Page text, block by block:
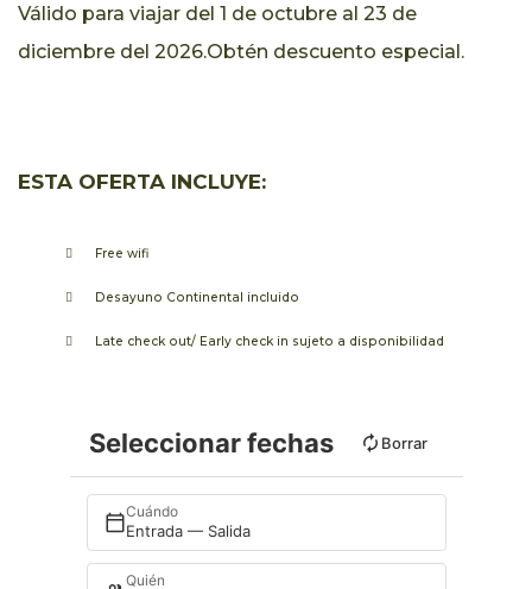
Válido para viajar del 1 de octubre al 23 de
diciembre del 2026.Obtén descuento especial.
ESTA OFERTA INCLUYE:
Free wifi
Desayuno Continental incluido
Late check out/ Early check in sujeto a disponibilidad
Seleccionar fechas Borrar
Cuándo
Entrada — Salida
Quién